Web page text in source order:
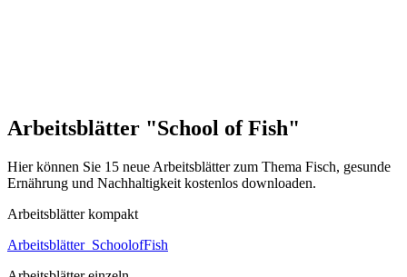
Arbeitsblätter "School of Fish"
Hier können Sie 15 neue Arbeitsblätter zum Thema Fisch, gesunde
Ernährung und Nachhaltigkeit kostenlos downloaden.
Arbeitsblätter kompakt
Arbeitsblätter_SchoolofFish